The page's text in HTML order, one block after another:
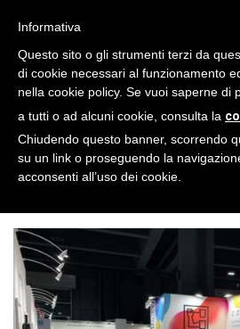
ARTES
Packaging
Informativa
Questo sito o gli strumenti terzi da
di cookie necessari al funzionamento
nella cookie policy. Se vuoi saperne di
a tutti o ad alcuni cookie, consulta la
Chiudendo questo banner, scorrendo
su un link o proseguendo la
acconsenti all’uso dei cookie.